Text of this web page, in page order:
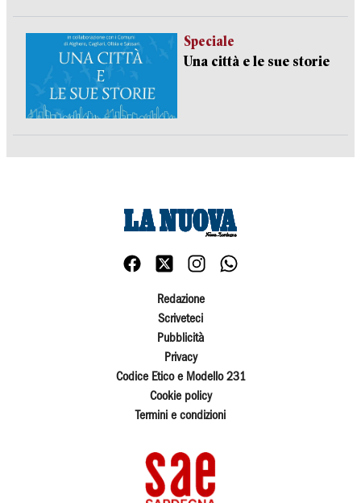
Speciale
Una città e le sue storie
Redazione
Scriveteci
Pubblicità
Privacy
Codice Etico e Modello 231
Cookie policy
Termini e condizioni